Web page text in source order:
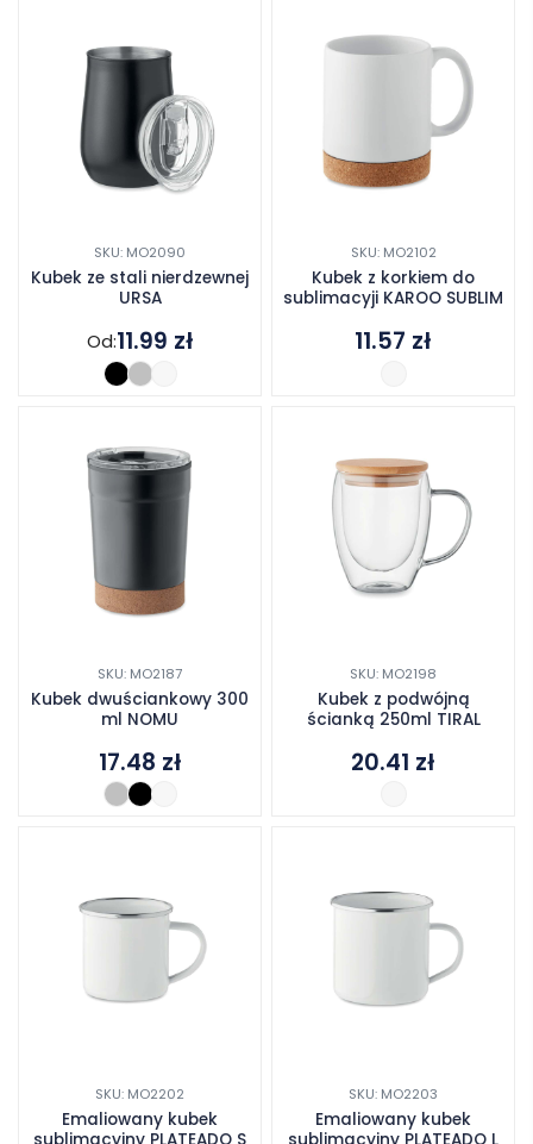
SKU: MO2090
Kubek ze stali nierdzewnej
URSA
Od:11.99 zł
SKU: MO2102
Kubek z korkiem do
sublimacyji KAROO SUBLIM
11.57 zł
SKU: MO2187
Kubek dwuściankowy 300
ml NOMU
17.48 zł
SKU: MO2198
Kubek z podwójną
ścianką 250ml TIRAL
20.41 zł
SKU: MO2202
Emaliowany kubek
SKU: MO2203
Emaliowany kubek